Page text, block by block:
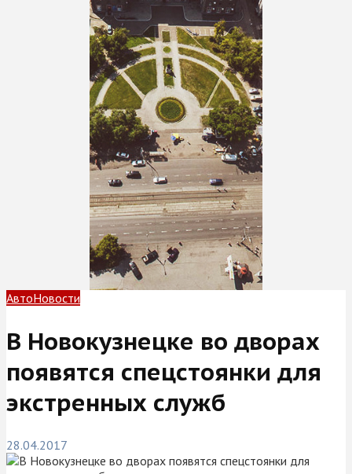
АвтоНовости
В Новокузнецке во дворах
появятся спецстоянки для
экстренных служб
28.04.2017